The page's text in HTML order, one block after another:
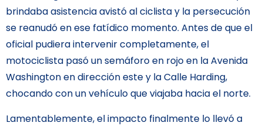
brindaba asistencia avistó al ciclista y la persecución
se reanudó en ese fatídico momento. Antes de que el
oficial pudiera intervenir completamente, el
motociclista pasó un semáforo en rojo en la Avenida
Washington en dirección este y la Calle Harding,
chocando con un vehículo que viajaba hacia el norte.
Lamentablemente, el impacto finalmente lo llevó a